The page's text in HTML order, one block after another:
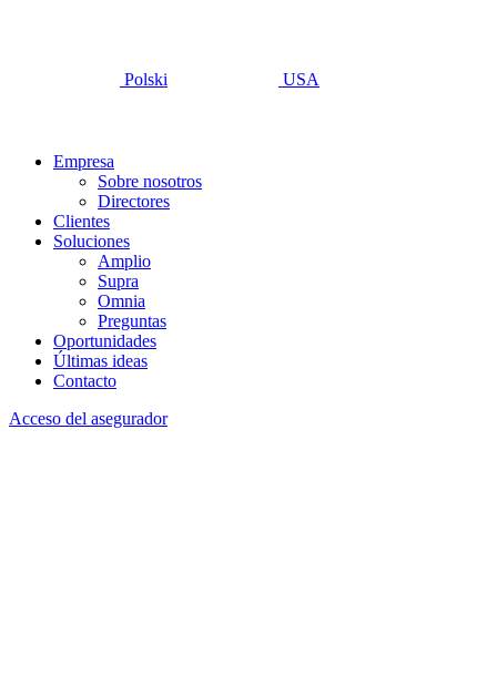
Polski USA
Empresa
Sobre nosotros
Directores
Clientes
Soluciones
Amplio
Supra
Omnia
Preguntas
Oportunidades
Últimas ideas
Contacto
Acceso del asegurador